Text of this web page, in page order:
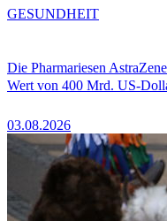
Die Pharmariesen
Wert von 400 Mrd. US-
03.08.2026
GESUNDHEIT